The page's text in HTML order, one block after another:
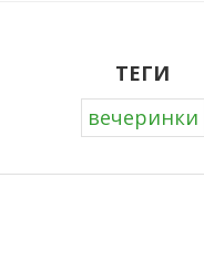
ТЕГИ
вечеринки